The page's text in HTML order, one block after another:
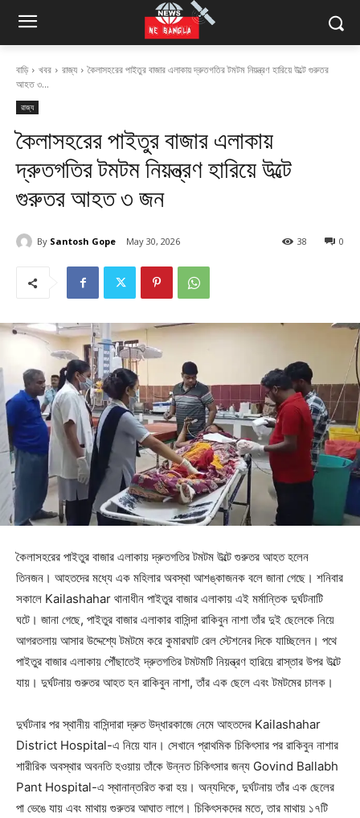
বাড়ি খবর রাজ্য
কৈলাসহরের পাইতুর বাজার এলাকায় দ্রুতগতির টমটম নিয়ন্ত্রণ হারিয়ে উল্টে গুরুতর
আহত ৩...
রাজ্য
কৈলাসহরের পাইতুর বাজার এলাকায়
দ্রুতগতির টমটম নিয়ন্ত্রণ হারিয়ে উল্টে
গুরুতর আহত ৩ জন
By Santosh Gope May 30, 2026 0
38
কৈলাসহরের পাইতুর বাজার এলাকায় দ্রুতগতির টমটম উল্টে গুরুতর আহত হলেন
তিনজন। আহতদের মধ্যে এক মহিলার অবস্থা আশঙ্কাজনক বলে জানা গেছে। শনিবার
সকালে Kailashahar থানাধীন পাইতুর বাজার এলাকায় এই মর্মান্তিক দুর্ঘটনাটি
ঘটে। জানা গেছে, পাইতুর বাজার এলাকার বাসিন্দা রাকিবুন নাশা তাঁর দুই ছেলেকে নিয়ে
আগরতলায় আসার উদ্দেশ্যে টমটমে করে কুমারঘাট রেল স্টেশনের দিকে যাচ্ছিলেন। পথে
পাইতুর বাজার এলাকায় পৌঁছাতেই দ্রুতগতির টমটমটি নিয়ন্ত্রণ হারিয়ে রাস্তার উপর উল্টে
যায়। দুর্ঘটনায় গুরুতর আহত হন রাকিবুন নাশা, তাঁর এক ছেলে এবং টমটমের চালক।
দুর্ঘটনার পর স্থানীয় বাসিন্দারা দ্রুত উদ্ধারকাজে নেমে আহতদের Kailashahar
District Hospital-এ নিয়ে যান। সেখানে প্রাথমিক চিকিৎসার পর রাকিবুন নাশার
শারীরিক অবস্থার অবনতি হওয়ায় তাঁকে উন্নত চিকিৎসার জন্য Govind Ballabh
Pant Hospital-এ স্থানান্তরিত করা হয়। অন্যদিকে, দুর্ঘটনায় তাঁর এক ছেলের
পা ভেঙে যায় এবং মাথায় গুরুতর আঘাত লাগে। চিকিৎসকদের মতে, তার মাথায় ১৭টি